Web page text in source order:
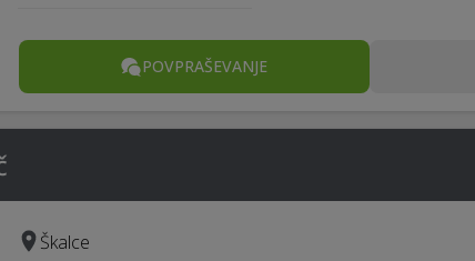
POVPRAŠEVANJE
Škalce